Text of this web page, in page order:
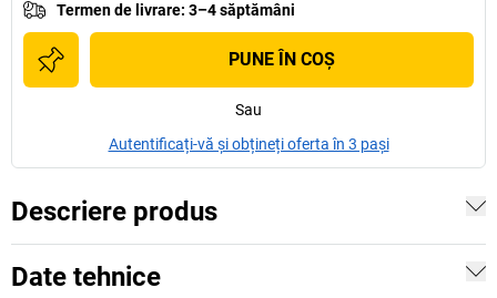
Termen de livrare: 3–4 săptămâni
PUNE ÎN COŞ
Sau
Autentificați-vă și obțineți oferta în 3 pași
Descriere produs
Date tehnice